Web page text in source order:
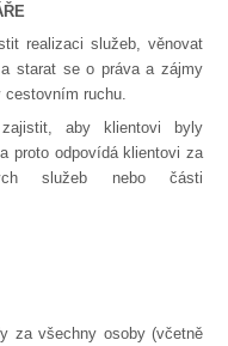
realizaci služeb, věnovat
starat se o práva a zájmy
cestovním ruchu.
aby klientovi byly
proto odpovídá klientovi za
služeb nebo části
za všechny osoby (včetně